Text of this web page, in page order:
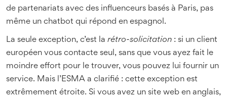
de partenariats avec des influenceurs basés à Paris, pas
même un chatbot qui répond en espagnol.
La seule exception, c’est la rétro-solicitation : si un client
européen vous contacte seul, sans que vous ayez fait le
moindre effort pour le trouver, vous pouvez lui fournir un
service. Mais l’ESMA a clarifié : cette exception est
extrêmement étroite. Si vous avez un site web en anglais,